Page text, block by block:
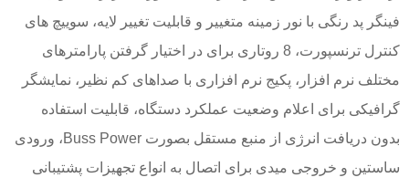
فینگر پد رنگی با نور زمینه متغییر و قابلیت تغییر لایه، سوییچ های
کنترل ترنسپورت، 8 روتاری برای در اختیار گرفتن پارامترهای
مختلف نرم افزار، پکیج نرم افزاری با صداهای کم نظیر، نمایشگر
گرافیکی برای اعلام وضعیت عملکرد دستگاه، قابلیت استفاده
بدون دریافت انرژی از منبع مستقل بصورت Buss Power، ورودی
ساستین و خروجی میدی برای اتصال به انواع تجهیزات پشتیبانی